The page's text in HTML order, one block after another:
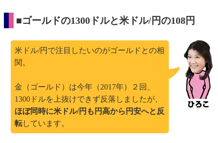
■ゴールドの1300ドルと米ドル/円の108円
米ドル/円で注目したいのがゴールドとの相
関。
金（ゴールド）は今年（2017年）２回、
1300ドルを上抜けできず反落しましたが、
ほぼ同時に米ドル/円も円高から円安へと反
転しています。